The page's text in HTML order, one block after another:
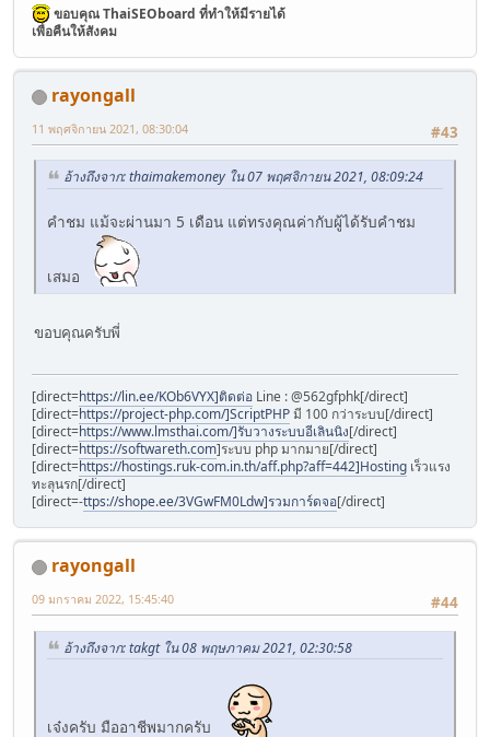
ขอบคุณ ThaiSEOboard ที่ทำให้มีรายได้
เพื่อคืนให้สังคม
rayongall
#43
11 พฤศจิกายน 2021, 08:30:04
อ้างถึงจาก: thaimakemoney ใน 07 พฤศจิกายน 2021, 08:09:24
คำชม แม้จะผ่านมา 5 เดือน แต่ทรงคุณค่ากับผู้ได้รับคำชม
เสมอ
ขอบคุณครับพี่
[direct=https://lin.ee/KOb6VYX]ติดต่อ Line : @562gfphk[/direct]
[direct=https://project-php.com/]ScriptPHPมี 100 กว่าระบบ[/direct]
[direct=https://www.lmsthai.com/]รับวางระบบอีเลินนิง[/direct]
[direct=https://softwareth.com]ระบบ php มากมาย[/direct]
[direct=https://hostings.ruk-com.in.th/aff.php?aff=442]Hosting เร็วแรง
ทะลุนรก[/direct]
[direct=-ttps://shope.ee/3VGwFM0Ldw]รวมการ์ดจอ[/direct]
rayongall
#44
09 มกราคม 2022, 15:45:40
อ้างถึงจาก: takgt ใน 08 พฤษภาคม 2021, 02:30:58
เจ๋งครับ มืออาชีพมากครับ